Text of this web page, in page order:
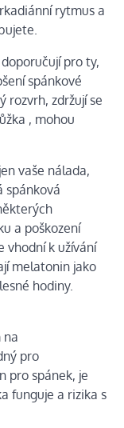
rytmus a
pro ty,
spánkové
rozvrh, zdržují se
, mohou
vaše nálada,
spánková
a poškození
vhodní k užívání
melatonin jako
hodiny.
na
pro
pro spánek, je
funguje a rizika s